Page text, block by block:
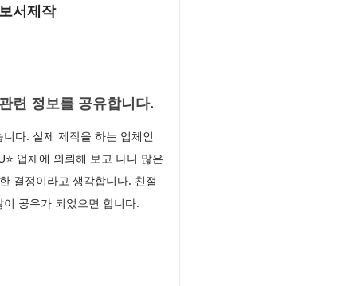
서제작
련 정보를 공유합니다.
다. 실제 제작을 하는 업체인
업체에 의뢰해 보고 나니 많은
결정이라고 생각합니다. 친절
공유가 되었으면 합니다.